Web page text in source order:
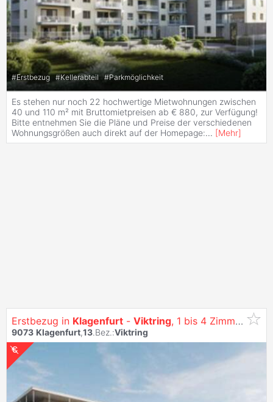
#Erstbezug #Kellerabteil #Parkmöglichkeit
Es stehen nur noch 22 hochwertige Mietwohnungen zwischen
40 und 110 m² mit Bruttomietpreisen ab € 880, zur Verfügung!
Bitte entnehmen Sie die Pläne und Preise der verschiedenen
Wohnungsgrößen auch direkt auf der Homepage:... [Mehr]
Erstbezug in Klagenfurt - Viktring, 1 bis 4 Zimmer Wohnungen - Siehe: Https:/Vitrino.At/
9073 Klagenfurt,13.Bez.:Viktring